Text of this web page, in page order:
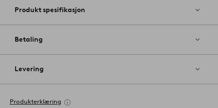
Produkt spesifikasjon
Betaling
Levering
Produkterklæring